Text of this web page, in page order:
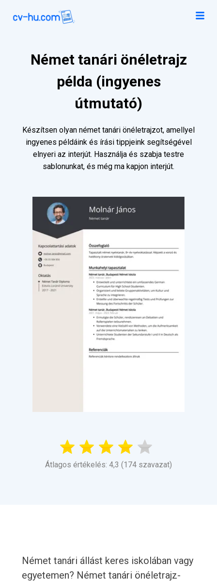
Német tanári önéletrajz
példa (ingyenes
útmutató)
Készítsen olyan német tanári önéletrajzot, amellyel
ingyenes példáink és írási tippjeink segítségével
elnyeri az interjút. Használja és szabja testre
sablonunkat, és még ma kapjon interjút.
Átlagos értékelés: 4,3 (174 szavazat)
Német tanári állást keres iskolában vagy
egyetemen? Német tanári önéletrajz-